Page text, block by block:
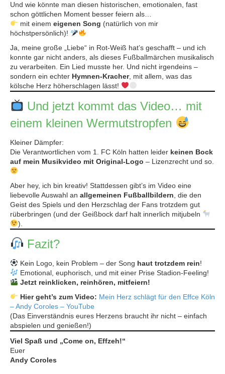
Und wie könnte man diesen historischen, emotionalen, fast
schon göttlichen Moment besser feiern als…
mit einem eigenen Song (natürlich von mir
höchstpersönlich)!
Ja, meine große „Liebe“ in Rot-Weiß hat’s geschafft – und ich
konnte gar nicht anders, als dieses Fußballmärchen musikalisch
zu verarbeiten. Ein Lied musste her. Und nicht irgendeins –
sondern ein echter Hymnen-Kracher, mit allem, was das
kölsche Herz höherschlagen lässt!
Und jetzt kommt das Video… mit
einem kleinen Wermutstropfen
Kleiner Dämpfer:
Die Verantwortlichen vom 1. FC Köln hatten leider keinen Bock
auf mein Musikvideo mit Original-Logo – Lizenzrecht und so.
Aber hey, ich bin kreativ! Stattdessen gibt’s im Video eine
liebevolle Auswahl an allgemeinen Fußballbildern , die den
Geist des Spiels und den Herzschlag der Fans trotzdem gut
rüberbringen (und der Geißbock darf halt innerlich mitjubeln
).
Fazit?
Kein Logo, kein Problem – der Song haut trotzdem rein!
Emotional, euphorisch, und mit einer Prise Stadion-Feeling!
Jetzt reinklicken, reinhören, mitfeiern!
Hier geht’s zum Video: Mein Herz schlägt für den Effce Köln
– Andy Coroles – YouTube
(Das Einverständnis eures Herzens braucht ihr nicht – einfach
abspielen und genießen!)
Viel Spaß und „Come on, Effzeh!“
Euer
Andy Coroles